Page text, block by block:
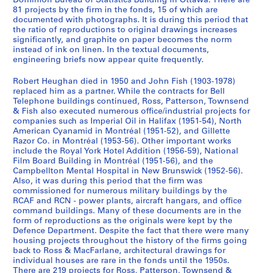
t
s
]
,
1
9
1
2
-
1
9
3
0
AP013.S3.D633
1
9
6
0
-
1
9
8
2
AP013.S3.D634
81 projects by the firm in the fonds, 15 of which are
documented with photographs. It is during this period that
the ratio of reproductions to original drawings increases
significantly, and graphite on paper becomes the norm
instead of ink on linen. In the textual documents,
engineering briefs now appear quite frequently.
Robert Heughan died in 1950 and John Fish (1903-1978)
replaced him as a partner. While the contracts for Bell
Telephone buildings continued, Ross, Patterson, Townsend
& Fish also executed numerous office/industrial projects for
companies such as Imperial Oil in Halifax (1951-54), North
American Cyanamid in Montréal (1951-52), and Gillette
Razor Co. in Montréal (1953-56). Other important works
include the Royal York Hotel Addition (1956-59), National
Film Board Building in Montréal (1951-56), and the
Campbellton Mental Hospital in New Brunswick (1952-56).
Also, it was during this period that the firm was
commissioned for numerous military buildings by the
RCAF and RCN - power plants, aircraft hangars, and office
command buildings. Many of these documents are in the
form of reproductions as the originals were kept by the
Defence Department. Despite the fact that there were many
housing projects throughout the history of the firms going
back to Ross & MacFarlane, architectural drawings for
individual houses are rare in the fonds until the 1950s.
There are 219 projects for Ross, Patterson, Townsend &